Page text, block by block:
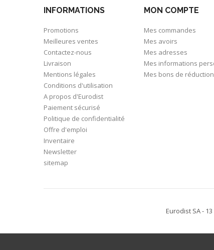
INFORMATIONS
Promotions
Meilleures ventes
Contactez-nous
Livraison
Mentions légales
Conditions d'utilisation
A propos d'Eurodist
Paiement sécurisé
Politique de confidentialité
Offre d'emploi
Inventaire
Newsletter
sitemap
MON COMPTE
Mes commandes
Mes avoirs
Mes adresses
Mes informations
Mes bons de réduction
Eurodist SA -